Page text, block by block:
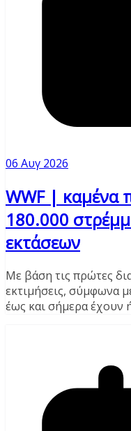
06 Αυγ 2026
WWF | καμένα
180.000
εκτάσεων
Με βάση τις πρώτες
εκτιμήσεις, σύμφωνα
έως και σήμερα έχουν